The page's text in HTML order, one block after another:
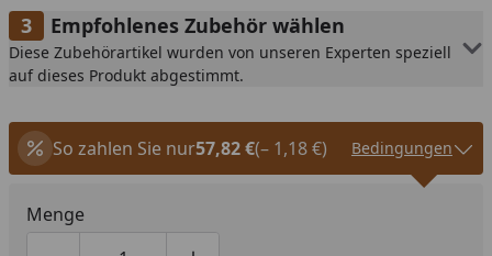
Empfohlenes Zubehör wählen
Diese Zubehörartikel wurden von unseren Experten speziell
auf dieses Produkt abgestimmt.
So zahlen Sie nur57,82 €(– 1,18 €) Bedingungen
Menge